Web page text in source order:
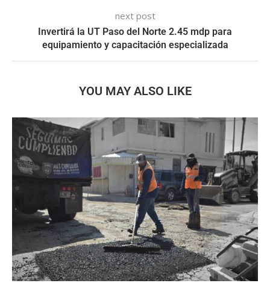
next post
Invertirá la UT Paso del Norte 2.45 mdp para
equipamiento y capacitación especializada
YOU MAY ALSO LIKE